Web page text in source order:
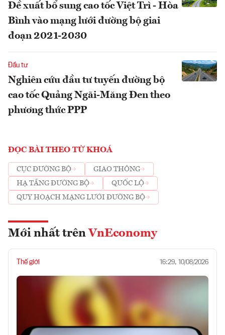
Đề xuất bổ sung cao tốc Việt Trì - Hòa
Bình vào mạng lưới đường bộ giai
đoạn 2021-2030
Đầu tư
Nghiên cứu đầu tư tuyến đường bộ
cao tốc Quảng Ngãi-Măng Đen theo
phương thức PPP
ĐỌC BÀI THEO TỪ KHOÁ
CỤC ĐƯỜNG BỘ
GIAO THÔNG
HẠ TẦNG ĐƯỜNG BỘ
QUỐC LỘ
QUY HOẠCH MẠNG LƯỚI ĐƯỜNG BỘ
Mới nhất trên VnEconomy
Thế giới 16:29, 10/08/2026